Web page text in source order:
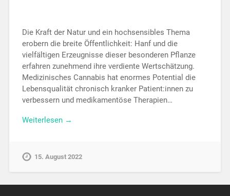
Die Kraft der Natur und ein hochsensibles Thema
erobern die breite Öffentlichkeit: Hanf und die
vielfältigen Erzeugnisse dieser besonderen Pflanze
erfahren zunehmend ihre verdiente Wertschätzung.
Medizinisches Cannabis hat enormes Potential die
Lebensqualität chronisch kranker Patient:innen zu
verbessern und medikamentöse Therapien…
Weiterlesen →
15. August 2022